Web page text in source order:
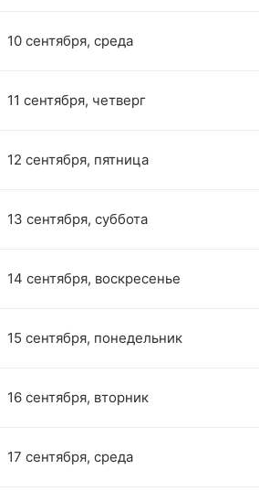
10 сентября, среда
11 сентября, четверг
12 сентября, пятница
13 сентября, суббота
14 сентября, воскресенье
15 сентября, понедельник
16 сентября, вторник
17 сентября, среда